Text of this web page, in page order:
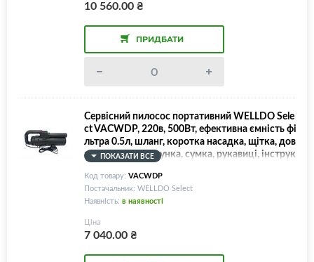
10 560.00₴
ПРИДБАТИ
Сервісний пилосос портативний WELLDO Sele
ct VACWDP, 220в, 500Вт, ефективна ємність фі
льтра 0.5л, шланг, коротка насадка, щітка, дов
га насадка, форсунка, сумка, рукавиці, інструк
ція!
ПОКАЗАТИ ВСЕ
Код товару: VACWDP
Постачальник: WELLDO Select
Наявність: в наявності
Ціна
7 040.00₴